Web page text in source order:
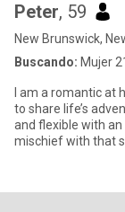
Peter, 59
New Brunswick,
Buscando: Mujer
I am a romantic at
to share life’s
and flexible with
mischief with that